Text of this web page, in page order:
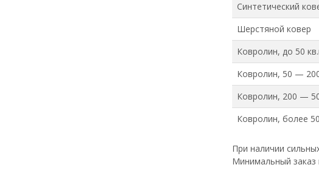
Синтетический
Шерстяной ковер
Ковролин, до 50
Ковролин, 50 —
Ковролин, 200 —
Ковролин, более
При наличии
Минимальный заказ